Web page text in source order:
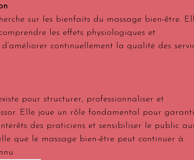
sur les bienfaits du massage bien-être.
les effets physiologiques et
continuellement la qualité des
pour structurer, professionnaliser et
Elle joue un rôle fondamental pour
des praticiens et sensibiliser le public
que le massage bien-être peut continuer à